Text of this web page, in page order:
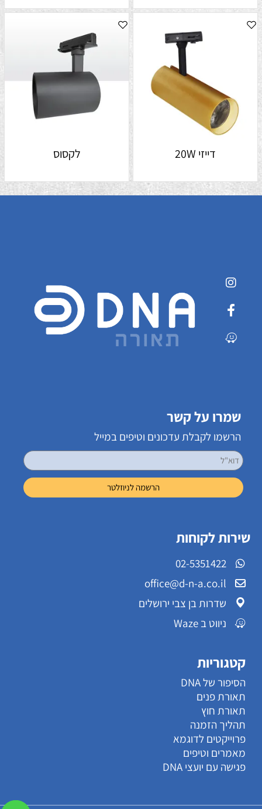
דייזי 20W לקסוס
שמרו על קשר
הרשמו לקבלת עדכונים וטיפים במייל
שירות לקוחות
02-5351422
office@d-n-a.co.il
שדרות בן צבי ירושלים
ניווט ב Waze
קטגוריות
הסיפור של DNA
תאורת פנים
תאורת חוץ
תהליך הזמנה
פרוייקטים לדוגמא
מאמרים וטיפים
פגישה עם יועצי DNA